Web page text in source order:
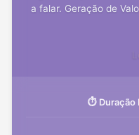
a falar. Geração de
e
⏱️ Duração